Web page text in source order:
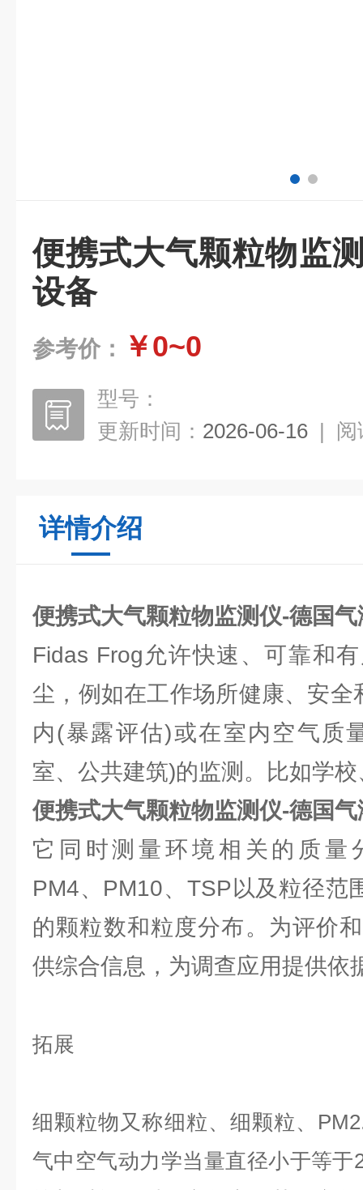
便携式大气颗粒物监
设备
参考价： ￥0~0
型号：
更新时间： 2026-06-16 | 阅
详情介绍
便携式大气颗粒物监测仪-德国
Fidas Frog允许快速、可靠和
尘，例如在工作场所健康、安全
内(暴露评估)或在室内空气质
室、公共建筑)的监测。比如学
便携式大气颗粒物监测仪-德国
它同时测量环境相关的质量
PM4、PM10、TSP以及粒径范
的颗粒数和粒度分布。为评价
供综合信息，为调查应用提供依
拓展
细颗粒物又称细粒、细颗粒、
气中空气动力学当量直径小于等于